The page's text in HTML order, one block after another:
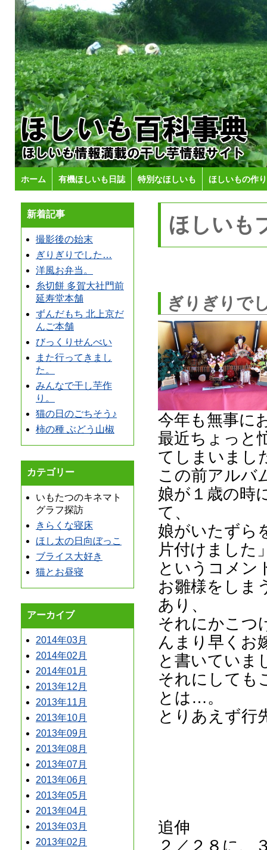
ホーム 有機ほしいも日誌 特別なほしいも ほしいもの作
新着記事
撮影後の始末
ぎりぎりでした…
洋風お弁当。
糸切餅 多賀大社門前
延寿堂本舗
ずんだもち 北上京だ
んご本舗
びっくりせんべい
また行ってきまし
た。
みんなで干し芋作
り。
猫の日のごちそう♪
柿の種 ぶどう山椒
カテゴリー
いもたつのキネマト
グラフ探訪
きらくな寝床
ほし太の日向ぼっこ
ブライス大好き
猫とお昼寝
アーカイブ
2014年03月
2014年02月
2014年01月
2013年12月
2013年11月
2013年10月
2013年09月
2013年08月
2013年07月
2013年06月
2013年05月
2013年04月
2013年03月
2013年02月
ほしいも
ぎりぎりで
今年も無事に
最近ちょっと
てしまいまし
この前アルバ
娘が１歳の時
て、
娘がいたずら
片付けました
というコメン
お雛様をしま
あり、
それにかこつ
んまり早くお
と書いていま
それにしても
とは…。
とりあえず行
追伸
２／２８に、